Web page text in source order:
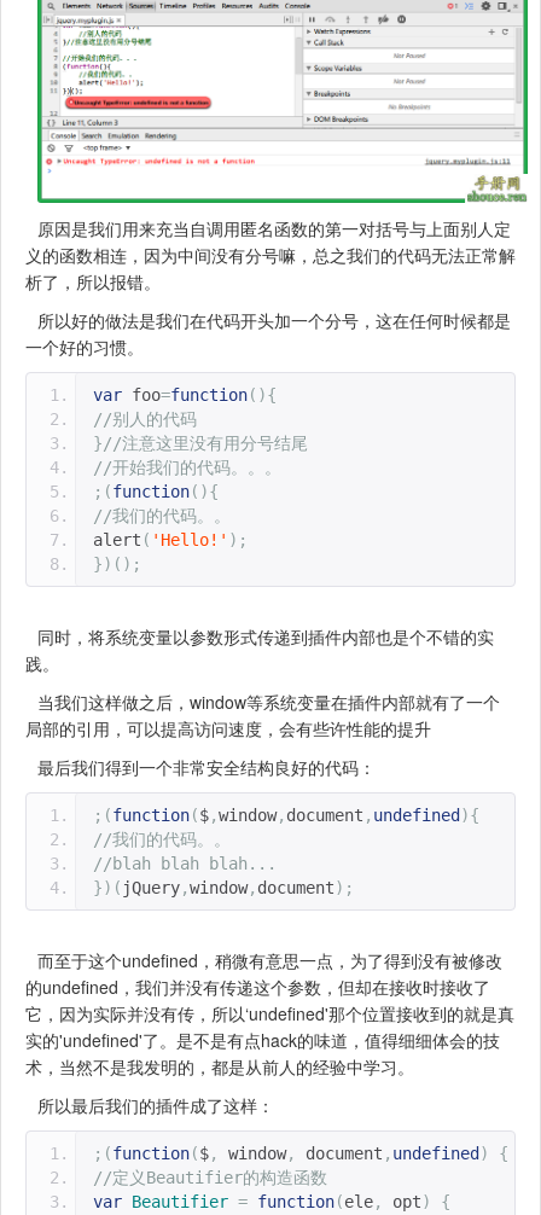
原因是我们用来充当自调用匿名函数的第一对括号与上面别人定
义的函数相连，因为中间没有分号嘛，总之我们的代码无法正常解
析了，所以报错。
所以好的做法是我们在代码开头加一个分号，这在任何时候都是
一个好的习惯。
var foo=function(){
//别人的代码
}//注意这里没有用分号结尾
//开始我们的代码。。。
;(function(){
//我们的代码。。
alert ( 'Hello!' );
})();
同时，将系统变量以参数形式传递到插件内部也是个不错的实
践。
当我们这样做之后，window等系统变量在插件内部就有了一个
局部的引用，可以提高访问速度，会有些许性能的提升
最后我们得到一个非常安全结构良好的代码：
;(function($,window, document , undefined ){
//我们的代码。。
//blah blah blah...
})( jQuery,window, document);
而至于这个undefined，稍微有意思一点，为了得到没有被修改
的undefined，我们并没有传递这个参数，但却在接收时接收了
它，因为实际并没有传，所以‘undefined'那个位置接收到的就是真
实的'undefined'了。是不是有点hack的味道，值得细细体会的技
术，当然不是我发明的，都是从前人的经验中学习。
所以最后我们的插件成了这样：
;(function($, window, document , undefined )
{
//定义Beautifier的构造函数
var Beautifier = function(ele, opt)
{